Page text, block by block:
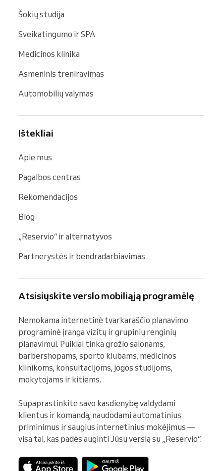
Šokių studija
Sveikatingumo ir SPA
Medicinos klinika
Asmeninis treniravimas
Automobilių valymas
Ištekliai
Apie mus
Pagalbos centras
Rekomendacijos
Blog
„Reservio“ ir alternatyvos
Partnerystės ir bendradarbiavimas
Atsisiųskite verslo mobiliąją programėlę
Nemokama internetinė tvarkaraščio planavimo
programinė įranga vizitų ir grupinių renginių
planavimui. Puikiai tinka grožio salonams,
barbershopams, sporto klubams, medicinos
klinikoms, konsultacijoms, jogos studijoms,
mokytojams ir kitiems.
Supaprastinkite savo kasdienybę valdydami
klientus ir komandą, naudodami automatinius
priminimus ir saugius internetinius mokėjimus —
visa tai, kas padės auginti Jūsų verslą su „Reservio“.